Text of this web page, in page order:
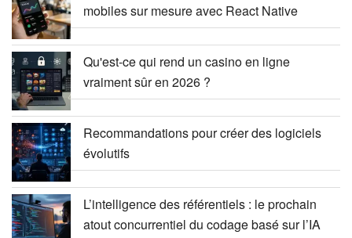
mobiles sur mesure avec React Native
Qu'est-ce qui rend un casino en ligne
vraiment sûr en 2026 ?
Recommandations pour créer des logiciels
évolutifs
L’intelligence des référentiels : le prochain
atout concurrentiel du codage basé sur l’IA